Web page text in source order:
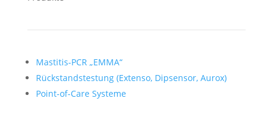
Mastitis-PCR „EMMA“
Rückstandstestung (Extenso, Dipsensor, Aurox)
Point-of-Care Systeme